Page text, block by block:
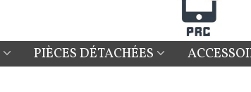
PIÈCES DÉTACHÉES